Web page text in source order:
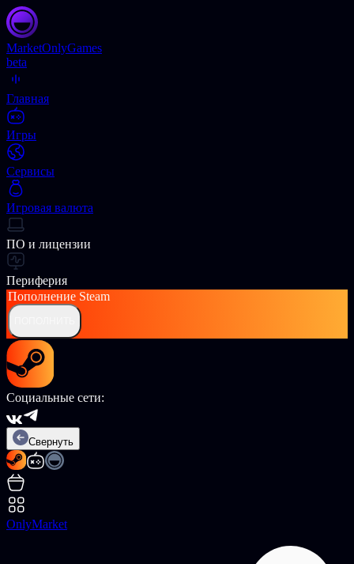
MarketOnlyGames
beta
Главная
Игры
Сервисы
Игровая валюта
ПО и лицензии
Периферия
Пополнение Steam
Социальные сети:
Свернуть
OnlyMarket